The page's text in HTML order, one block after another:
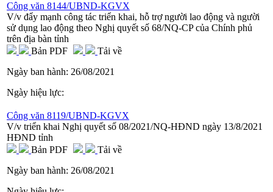
Công văn 8144/UBND-KGVX
V/v đẩy mạnh công tác triển khai, hỗ trợ người lao động và người
sử dụng lao động theo Nghị quyết số 68/NQ-CP của Chính phủ
trên địa bàn tỉnh
Bản PDF
Tải về
Ngày ban hành: 26/08/2021
Ngày hiệu lực:
Công văn 8119/UBND-KGVX
V/v triển khai Nghị quyết số 08/2021/NQ-HĐND ngày 13/8/2021
HĐND tỉnh
Bản PDF
Tải về
Ngày ban hành: 26/08/2021